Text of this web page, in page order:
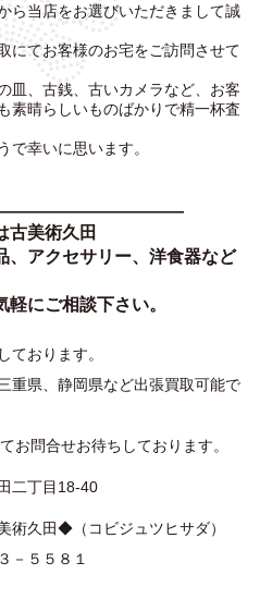
ら当店をお選びいただきまして誠
にてお客様のお宅をご訪問させて
皿、古銭、古いカメラなど、お客
素晴らしいものばかりで精一杯査
で幸いに思います。
古美術久田
、アクセサリー、洋食器など
にご相談下さい。
ております。
重県、静岡県など出張買取可能で
お問合せお待ちしております。
二丁目18-40
久田◆（コビジュツヒサダ）
－５５８１